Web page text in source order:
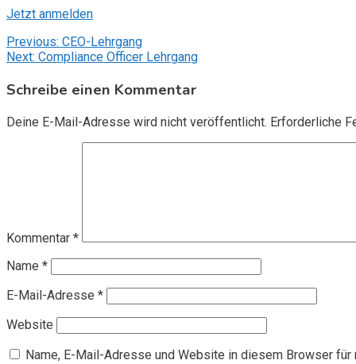
Jetzt anmelden
Beitragsnavigation
Previous: CEO-Lehrgang
Next: Compliance Officer Lehrgang
Schreibe einen Kommentar
Deine E-Mail-Adresse wird nicht veröffentlicht. Erforderliche
Kommentar *
Name *
E-Mail-Adresse *
Website
Name, E-Mail-Adresse und Website in diesem Browser